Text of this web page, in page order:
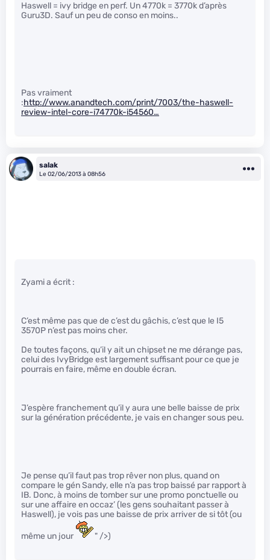
Haswell = ivy bridge en perf. Un 4770k = 3770k d’après
Guru3D. Sauf un peu de conso en moins..
Pas vraiment
:http://www.anandtech.com/print/7003/the-haswell-
review-intel-core-i74770k-i54560…
salak
Le 02/06/2013 à 08h56
Zyami a écrit :
C’est même pas que de c’est du gâchis, c’est que le I5
3570P n’est pas moins cher.
De toutes façons, qu’il y ait un chipset ne me dérange pas,
celui des IvyBridge est largement suffisant pour ce que je
pourrais en faire, même en double écran.
J’espère franchement qu’il y aura une belle baisse de prix
sur la génération précédente, je vais en changer sous peu.
Je pense qu’il faut pas trop rêver non plus, quand on
compare le gén Sandy, elle n’a pas trop baissé par rapport à
IB. Donc, à moins de tomber sur une promo ponctuelle ou
sur une affaire en occaz’ (les gens souhaitant passer à
Haswell), je vois pas une baisse de prix arriver de si tôt (ou
même un jour " />)